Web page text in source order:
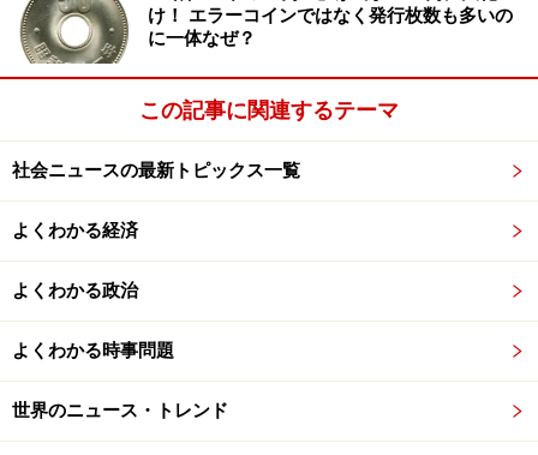
ようです。
最後に、国や行政に伝えたいことを聞きました。
「1000人あった採用枠が10名程度まで絞られた世代で
す。仕事をしたくても、その入り口にさえ立たせてもら
えませんでした。自己責任というけれど、本当にそうな
のでしょうか。何十年もほったらかしにしておいて、国
や行政に今さら何の手助けができるのか大いに疑問で
す。社会経験もスキルもない中年をどこの会社が雇いま
します」
け！ エラーコインではなく発行枚数も多いの
に一体なぜ？
この記事に関連するテーマ
社会ニュースの最新トピックス一覧
よくわかる経済
よくわかる政治
よくわかる時事問題
世界のニュース・トレンド